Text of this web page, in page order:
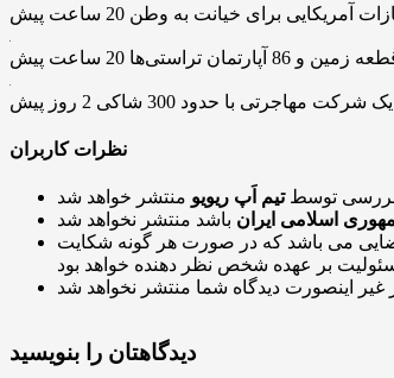
آمریکایی برای خیانت به وطن 20 ساعت پیش
20 ساعت پیش
شرکت مهاجرتی با حدود 300 شاکی 2 روز پیش
نظرات کاربران
بررسی توسطتیم اَپ ریویو
اسلامی ایران
می باشد که در صورت هر گونه شکایت
دیدگاهتان را بنویسید